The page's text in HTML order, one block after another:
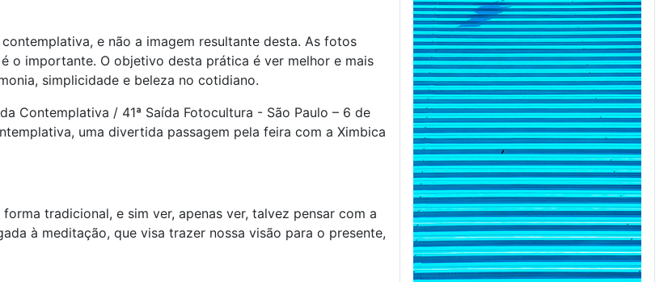
e não a imagem resultante desta. As fotos
o importante. O objetivo desta prática é ver melhor e mais
simplicidade e beleza no cotidiano.
tradicional, e sim ver, apenas ver, talvez pensar com a
à meditação, que visa trazer nossa visão para o presente,